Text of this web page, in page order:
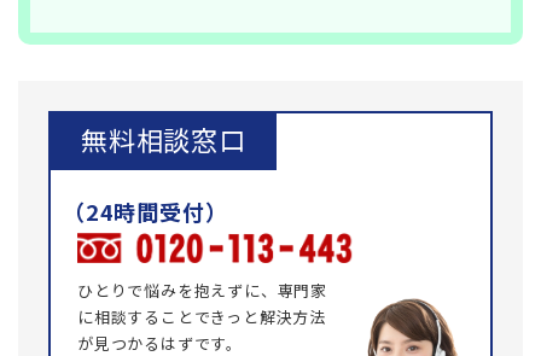
無料相談窓口
ひとりで悩みを抱えずに、専門家
に相談することできっと解決方法
が見つかるはずです。